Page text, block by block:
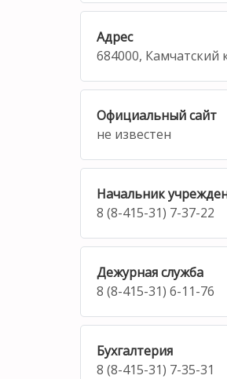
Адрес
684000, Камчатский
Официальный сайт
не известен
Начальник
8 (8-415-31) 7-37-22
Дежурная служба
8 (8-415-31) 6-11-76
Бухгалтерия
8 (8-415-31) 7-35-31